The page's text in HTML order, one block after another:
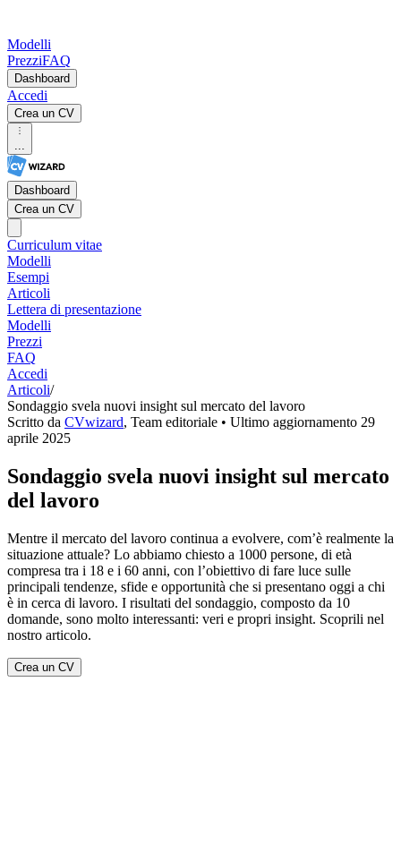
Modelli
PrezziFAQ
Dashboard
Accedi
Crea un CV
...
Dashboard
Crea un CV
Curriculum vitae
Modelli
Esempi
Articoli
Lettera di presentazione
Modelli
Prezzi
FAQ
Accedi
Articoli/
Sondaggio svela nuovi insight sul mercato del lavoro
Scritto da CVwizard, Team editoriale • Ultimo aggiornamento 29
aprile 2025
Sondaggio svela nuovi insight sul mercato
del lavoro
Mentre il mercato del lavoro continua a evolvere, com’è realmente la
situazione attuale? Lo abbiamo chiesto a 1000 persone, di età
compresa tra i 18 e i 60 anni, con l’obiettivo di fare luce sulle
principali tendenze, sfide e opportunità che si presentano oggi a chi
è in cerca di lavoro. I risultati del sondaggio, composto da 10
domande, sono molto interessanti: veri e propri insight. Scoprili nel
nostro articolo.
Crea un CV